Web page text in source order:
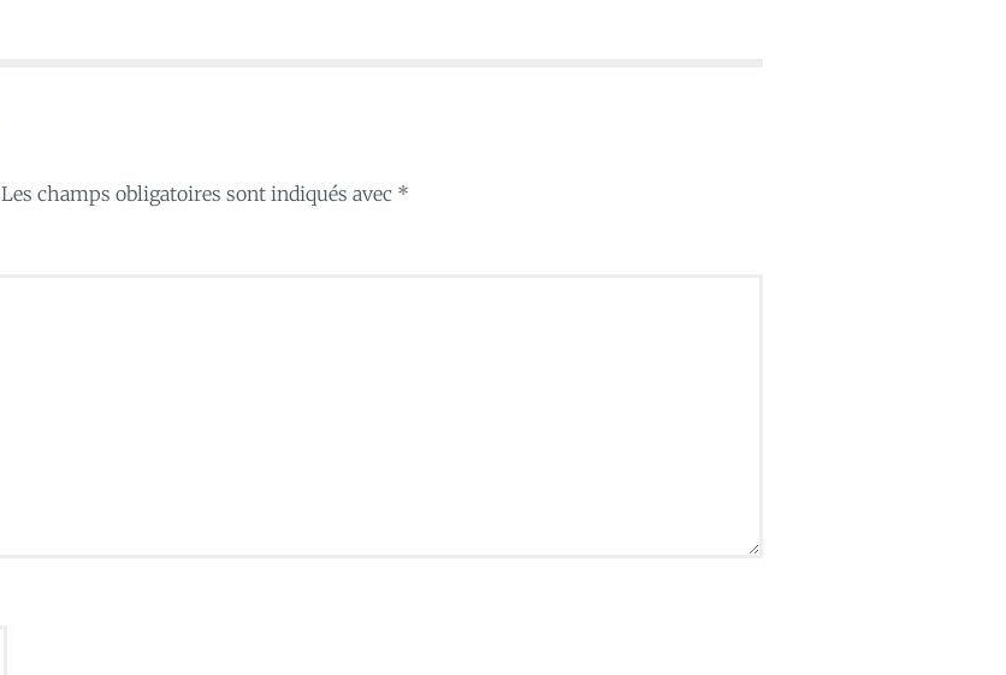
Les champs obligatoires sont indiqués avec *